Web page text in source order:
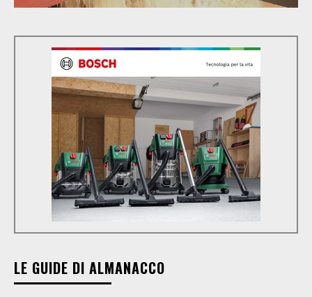
LE GUIDE DI ALMANACCO